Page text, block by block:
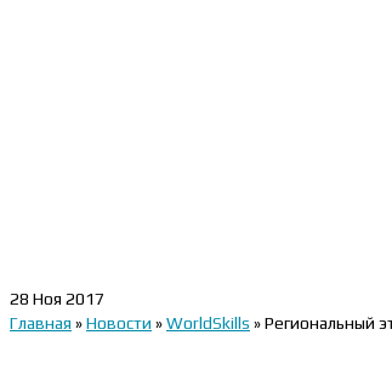
28 Ноя 2017
Главная »Новости »WorldSkills »Региональный